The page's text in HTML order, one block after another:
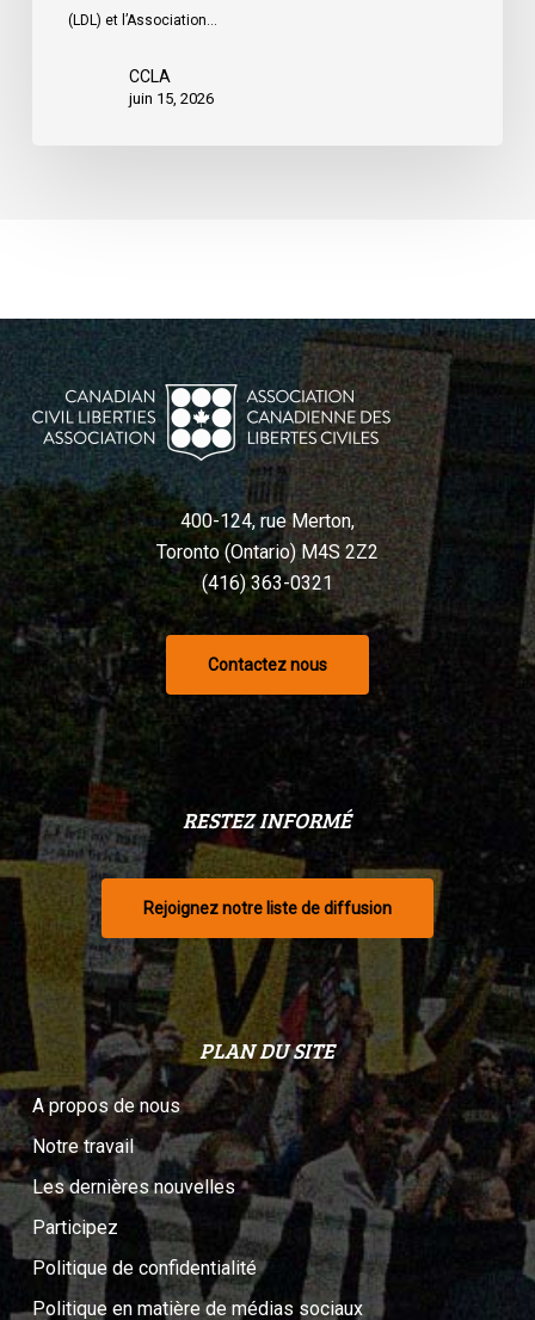
(LDL) et l’Association…
CCLA
juin 15, 2026
400-124, rue Merton,
Toronto (Ontario) M4S 2Z2
(416) 363-0321
Contactez nous
RESTEZ INFORMÉ
Rejoignez notre liste de diffusion
PLAN DU SITE
A propos de nous
Notre travail
Les dernières nouvelles
Participez
Politique de confidentialité
Politique en matière de médias sociaux